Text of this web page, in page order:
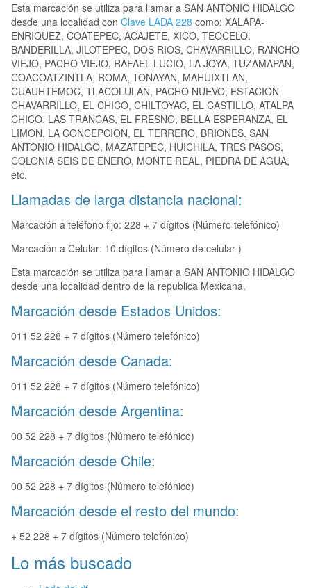
Esta marcación se utiliza para llamar a SAN ANTONIO HIDALGO
desde una localidad con Clave LADA 228 como: XALAPA-
ENRIQUEZ, COATEPEC, ACAJETE, XICO, TEOCELO,
BANDERILLA, JILOTEPEC, DOS RIOS, CHAVARRILLO, RANCHO
VIEJO, PACHO VIEJO, RAFAEL LUCIO, LA JOYA, TUZAMAPAN,
COACOATZINTLA, ROMA, TONAYAN, MAHUIXTLAN,
CUAUHTEMOC, TLACOLULAN, PACHO NUEVO, ESTACION
CHAVARRILLO, EL CHICO, CHILTOYAC, EL CASTILLO, ATALPA
CHICO, LAS TRANCAS, EL FRESNO, BELLA ESPERANZA, EL
LIMON, LA CONCEPCION, EL TERRERO, BRIONES, SAN
ANTONIO HIDALGO, MAZATEPEC, HUICHILA, TRES PASOS,
COLONIA SEIS DE ENERO, MONTE REAL, PIEDRA DE AGUA,
etc.
Llamadas de larga distancia nacional:
Marcación a teléfono fijo: 228 + 7 dígitos (Número telefónico)
Marcación a Celular: 10 dígitos (Número de celular )
Esta marcación se utiliza para llamar a SAN ANTONIO HIDALGO
desde una localidad dentro de la republica Mexicana.
Marcación desde Estados Unidos:
011 52 228 + 7 dígitos (Número telefónico)
Marcación desde Canada:
011 52 228 + 7 dígitos (Número telefónico)
Marcación desde Argentina:
00 52 228 + 7 dígitos (Número telefónico)
Marcación desde Chile:
00 52 228 + 7 dígitos (Número telefónico)
Marcación desde el resto del mundo:
+ 52 228 + 7 dígitos (Número telefónico)
Lo más buscado